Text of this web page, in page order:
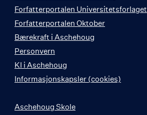
Forfatterportalen Universitetsforlaget
Forfatterportalen Oktober
Bærekraft i Aschehoug
Personvern
KI i Aschehoug
Informasjonskapsler (cookies)
Aschehoug Skole